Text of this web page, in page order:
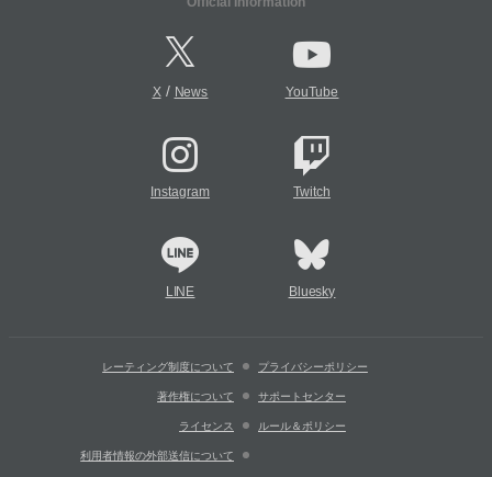
X/ News YouTube
Instagram Twitch
LINE Bluesky
レーティング制度について プライバシーポリシー
著作権について サポートセンター
ライセンス ルール＆ポリシー
利用者情報の外部送信について